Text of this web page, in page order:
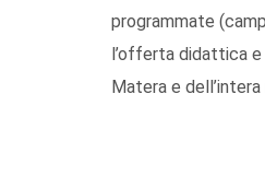
programmate
l’offerta didattica
Matera e dell’intera